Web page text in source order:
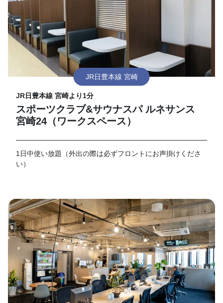
JR日豊本線 宮崎
JR日豊本線 宮崎より1分
スポーツクラブ&サウナスパ ルネサンス
宮崎24（ワークスペース）
1日中使い放題（外出の際は必ずフロントにお声掛けくださ
い）